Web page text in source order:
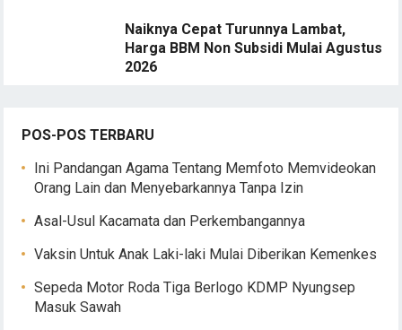
Naiknya Cepat Turunnya Lambat,
Harga BBM Non Subsidi Mulai Agustus
2026
POS-POS TERBARU
Ini Pandangan Agama Tentang Memfoto Memvideokan
Orang Lain dan Menyebarkannya Tanpa Izin
Asal-Usul Kacamata dan Perkembangannya
Vaksin Untuk Anak Laki-laki Mulai Diberikan Kemenkes
Sepeda Motor Roda Tiga Berlogo KDMP Nyungsep
Masuk Sawah